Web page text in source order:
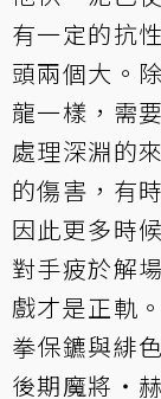
有一定的抗
頭兩個大。
龍一樣，需
處理深淵的
的傷害，有
因此更多時
對手疲於解
戲才是正軌
拳保鑣與緋
後期魔將‧